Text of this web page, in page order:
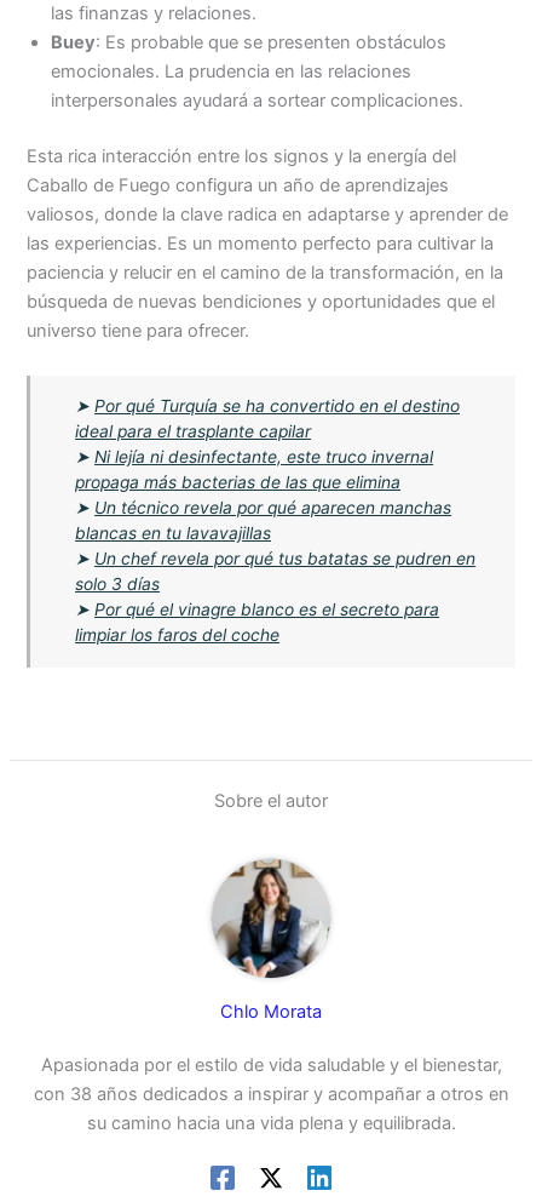
las finanzas y relaciones.
Buey: Es probable que se presenten obstáculos
emocionales. La prudencia en las relaciones
interpersonales ayudará a sortear complicaciones.
Esta rica interacción entre los signos y la energía del
Caballo de Fuego configura un año de aprendizajes
valiosos, donde la clave radica en adaptarse y aprender de
las experiencias. Es un momento perfecto para cultivar la
paciencia y relucir en el camino de la transformación, en la
búsqueda de nuevas bendiciones y oportunidades que el
universo tiene para ofrecer.
➤Por qué Turquía se ha convertido en el destino
ideal para el trasplante capilar
➤Ni lejía ni desinfectante, este truco invernal
propaga más bacterias de las que elimina
➤ Un técnico revela por qué aparecen manchas
blancas en tu lavavajillas
➤ Un chef revela por qué tus batatas se pudren en
solo 3 días
➤Por qué el vinagre blanco es el secreto para
limpiar los faros del coche
Sobre el autor
Chlo Morata
Apasionada por el estilo de vida saludable y el bienestar,
con 38 años dedicados a inspirar y acompañar a otros en
su camino hacia una vida plena y equilibrada.